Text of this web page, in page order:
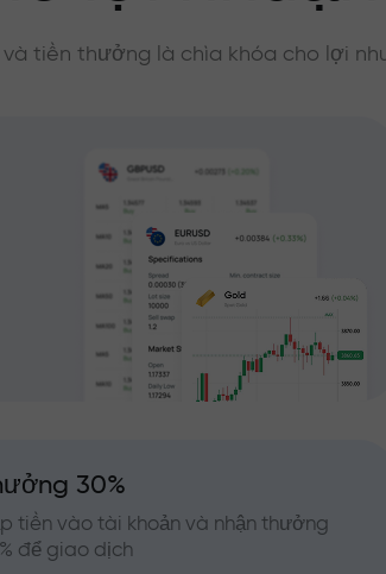
và tiền thưởng là chìa khóa cho lợi
30%
tiền vào tài khoản và nhận thưởng
để giao dịch